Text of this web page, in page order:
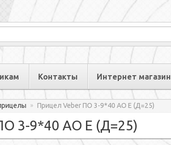
Контакты Интернет магазин
» Прицел Veber ПО 3-9*40 АО Е (Д=25)
3-9*40 АО Е (Д=25)